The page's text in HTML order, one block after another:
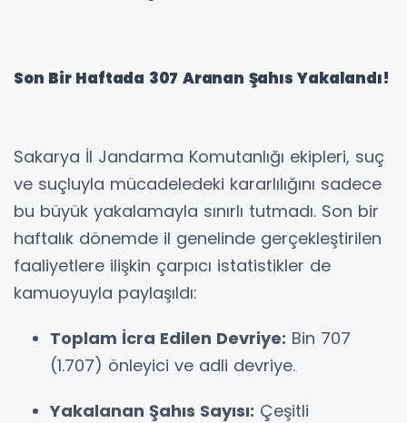
Son Bir Haftada 307 Aranan Şahıs Yakalandı!
Sakarya İl Jandarma Komutanlığı ekipleri, suç
ve suçluyla mücadeledeki kararlılığını sadece
bu büyük yakalamayla sınırlı tutmadı. Son bir
haftalık dönemde il genelinde gerçekleştirilen
faaliyetlere ilişkin çarpıcı istatistikler de
kamuoyuyla paylaşıldı:
Toplam İcra Edilen Devriye: Bin 707
(1.707) önleyici ve adli devriye.
Yakalanan Şahıs Sayısı: Çeşitli